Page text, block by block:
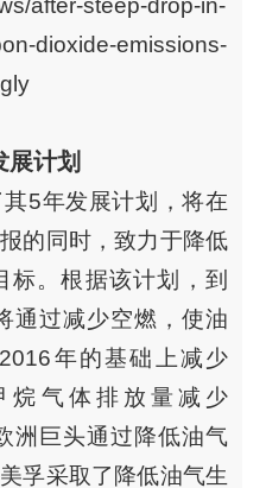
after-steep-drop-in-
dioxide-emissions-
展计划
5年发展计划，将在
的同时，致力于降低
。根据该计划，到
通过减少空燃，使油
年的基础上减少
烷气体排放量减少
洲巨头通过降低油气
孚采取了降低油气生